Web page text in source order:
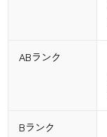
ABランク
Bランク